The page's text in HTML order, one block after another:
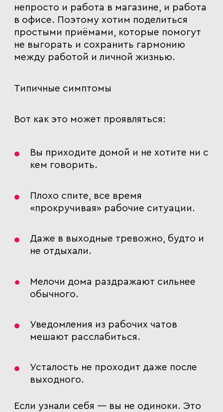
непросто и работа в магазине, и работа
в офисе. Поэтому хотим поделиться
простыми приёмами, которые помогут
не выгорать и сохранить гармонию
между работой и личной жизнью.
Типичные симптомы
Вот как это может проявляться:
Вы приходите домой и не хотите ни с
кем говорить.
Плохо спите, все время
«прокручивая» рабочие ситуации.
Даже в выходные тревожно, будто и
не отдыхали.
Мелочи дома раздражают сильнее
обычного.
Уведомления из рабочих чатов
мешают расслабиться.
Усталость не проходит даже после
выходного.
Если узнали себя — вы не одиноки. Это